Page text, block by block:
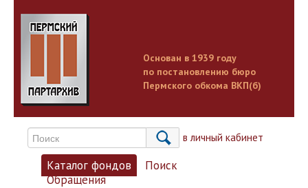
Основан в 1939 году
по постановлению бюро
Пермского обкома ВКП(б)
Вход в личный кабинет
Каталог фондов
Поиск
Обращения